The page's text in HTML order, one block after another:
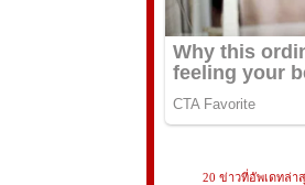
20 ข่าวที่อัพเดทล่า